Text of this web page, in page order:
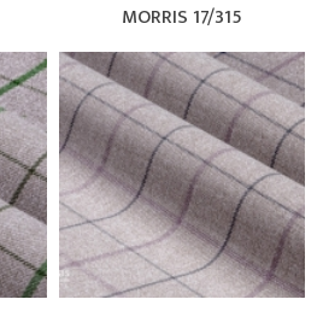
MORRIS 17/315